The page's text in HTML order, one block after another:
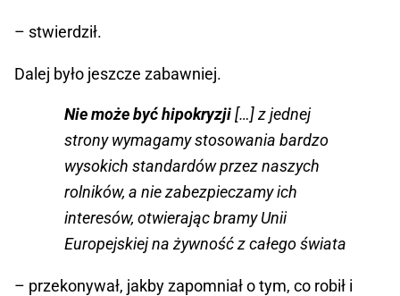
– stwierdził.
Dalej było jeszcze zabawniej.
Nie może być hipokryzji[…] z jednej
strony wymagamy stosowania bardzo
wysokich standardów przez naszych
rolników, a nie zabezpieczamy ich
interesów, otwierając bramy Unii
Europejskiej na żywność z całego świata
– przekonywał, jakby zapomniał o tym, co robił i